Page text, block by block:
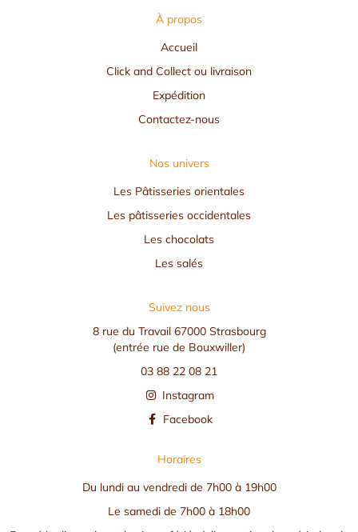
À propos
Accueil
Click and Collect ou livraison
Expédition
Contactez-nous
Nos univers
Les Pâtisseries orientales
Les pâtisseries occidentales
Les chocolats
Les salés
Suivez nous
8 rue du Travail 67000 Strasbourg
(entrée rue de Bouxwiller)
03 88 22 08 21
Instagram
Facebook
Horaires
Du lundi au vendredi de 7h00 à 19h00
Le samedi de 7h00 à 18h00